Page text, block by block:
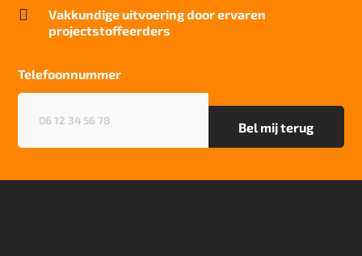
Kwaliteitslabel GUT
C4C83BA6
sterk
Project gebruik
sterk

Vakkundige uitvoering door ervaren
projectstoffeerders
Telefoonnummer